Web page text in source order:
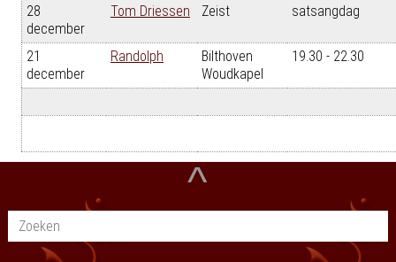
28
december
Tom Driessen Zeist satsangdag
21
december
Randolph
Bilthoven
Woudkapel
19.30 - 22.30
^